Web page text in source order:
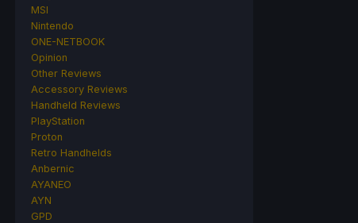
MSI
Nintendo
ONE-NETBOOK
Opinion
Other Reviews
Accessory Reviews
Handheld Reviews
PlayStation
Proton
Retro Handhelds
Anbernic
AYANEO
AYN
GPD